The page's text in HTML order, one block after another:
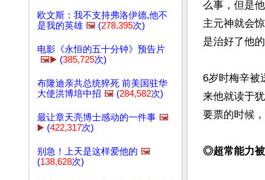
欧文斯：我不支持弗洛伊德,他不
是我的英雄 🖼️ (278,395次)
电影《永恒的五十分钟》预告片
🖼️▶️ (385,725次)
布隆迪亲共总统猝死 前美国驻华
大使洪博培中招 🖼️ (284,582次)
最让章天亮博士感动的一件事 🖼️
▶️ (422,317次)
别急！上天是这样爱他的 🖼️
(138,628次)
么事，但是
主元神就会
是治好了他的
6岁时梅辛被
来他就读于
要票的时候
◎超常能力